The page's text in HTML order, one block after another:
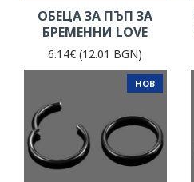
ОБЕЦА ЗА ПЪП ЗА
БРЕМЕННИ LOVE
6.14€ (12.01 BGN)
НОВ